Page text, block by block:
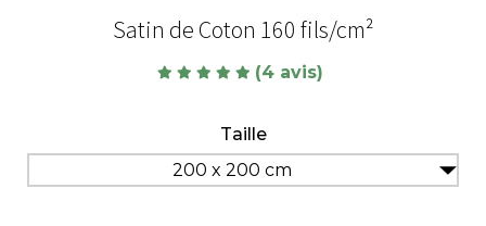
Satin de Coton 160 fils/cm²
(4 avis)
Taille
200 x 200 cm